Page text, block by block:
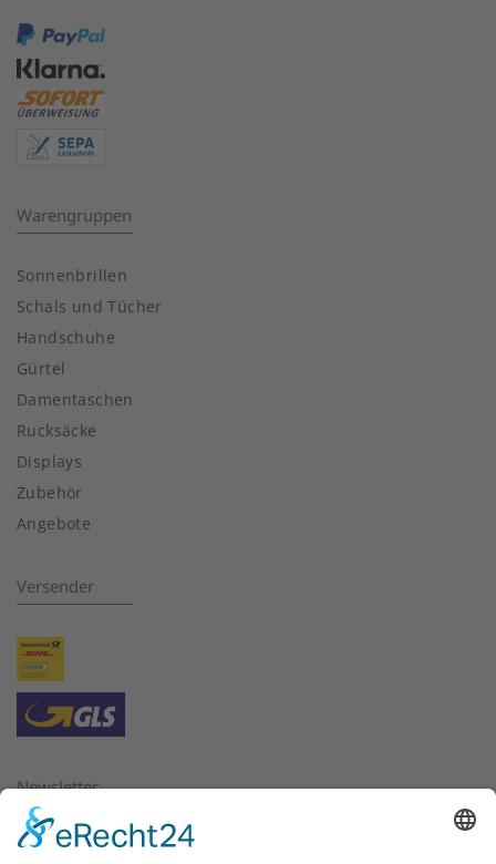
Warengruppen
Sonnenbrillen
Schals und Tücher
Handschuhe
Gürtel
Damentaschen
Rucksäcke
Displays
Zubehör
Angebote
Versender
Newsletter
Bitte geben Sie hier die E-Mail Adresse ein, für die Sie